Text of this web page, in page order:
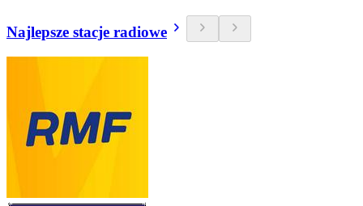
Najlepsze stacje radiowe